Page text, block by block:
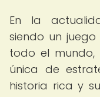
En la
siendo un
todo el mundo,
única de
historia rica y